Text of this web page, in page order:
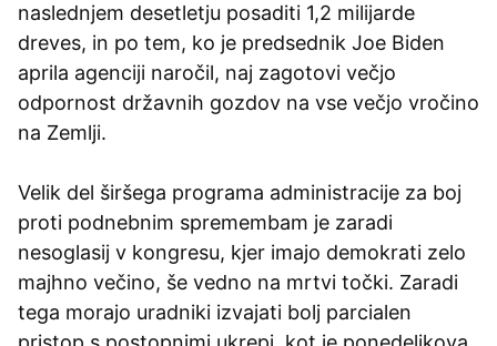
naslednjem desetletju posaditi 1,2 milijarde
dreves, in po tem, ko je predsednik Joe Biden
aprila agenciji naročil, naj zagotovi večjo
odpornost državnih gozdov na vse večjo vročino
na Zemlji.
Velik del širšega programa administracije za boj
proti podnebnim spremembam je zaradi
nesoglasij v kongresu, kjer imajo demokrati zelo
majhno večino, še vedno na mrtvi točki. Zaradi
tega morajo uradniki izvajati bolj parcialen